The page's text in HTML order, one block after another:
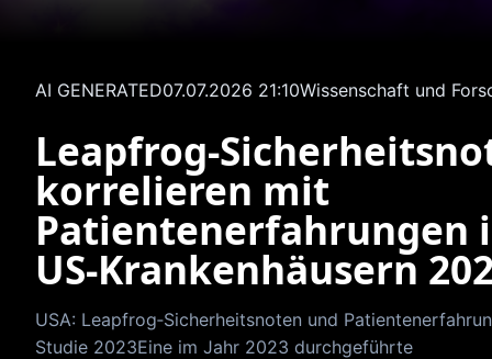
AI GENERATED07.07.2026 21:10Wissenschaft und
korrelieren mit
Patientenerfahrungen
US‑Krankenhäusern
USA: Leapfrog‑Sicherheitsnoten und
Studie 2023Eine im Jahr 2023 durchgeführte